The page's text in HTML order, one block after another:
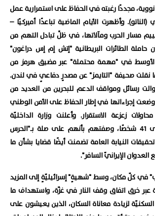
مجددًا رغبته في الحفاظ على استمرارية عمل
وأظهرت الأيام الماضية تباعدًا أميركيًا –
مسار الحرب ومآلاتها، في ظلِّ تبادل التهم من
حاملة الطائرات البريطانية "إتش إم إس دراغون"
في "مهمة محتملة" عبر مضيق هرمز من
صحيفة "التايمز" عن مصدرٍ دفاعيٍ في لندن.
رسائل ومواقف الدعم للبحرين من العديد من
وضعت إجراءاتها في إطار الحفاظ على الأمن الوطني
زعزعة الاستقرار. وأعلنت وزارة الداخليّة
البحرينيّة القبض على 41 شخصًا، وصفتهم ‌بأنهم على ‌صلة ​بـ"الحرس
النيابة ‌العامة ‌تضمنت أيضًا ​قضايا ‌بشأن ما
الإيرانيّ السافر".
في كلّ مكان، وسط "شهيةٍ" إسرائيليّةٍ إلى المزيد
عبر خرق اتفاق وقف النار في غزّة، واستهداف ما
لزيادة معاناة السكان، الذين يعيشون على